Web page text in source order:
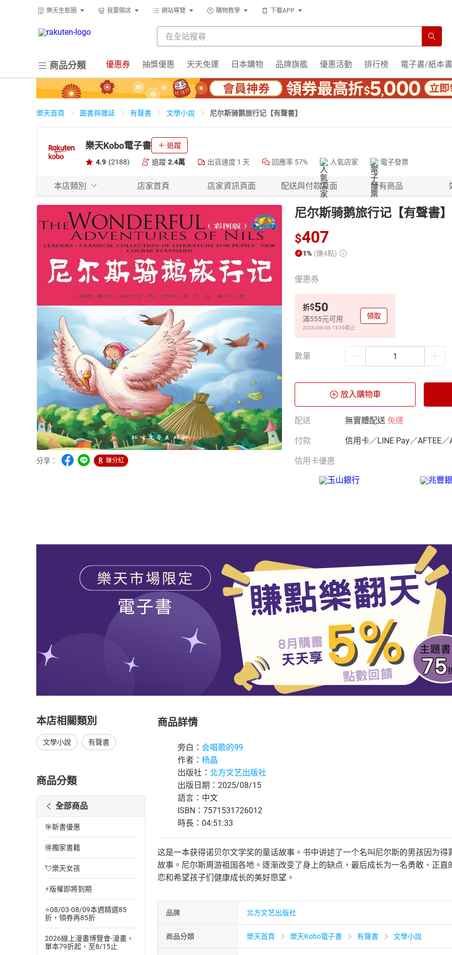
樂天生態圈 我要開店 網站導覽 購物教學 下載APP
商品分類 優惠券 抽獎優惠 天天免運 日本購物 品牌旗艦 優惠活動 排行榜 電子書/紙本書
樂天首頁 圖書與雜誌 有聲書 文學小說 尼尔斯骑鹅旅行记【有聲書】
樂天Kobo電子書 追蹤
4.9 (2188) 追蹤 2.4萬 出貨速度 1 天 回應率 57% 人氣店家 電子發票
本店類別 店家首頁 店家資訊頁面 配送與付款頁面 所有商品
分享： 賺分紅
尼尔斯骑鹅旅行记【有聲書】
$407
1% (賺4點)
優惠券
折$50
滿555元可用
2026/08/09 15:59截止
領取
數量
放入購物車
配送 無實體配送 免運
付款 信用卡／LINE Pay／AFTEE／
信用卡優惠
本店相關類別
文學小說 有聲書
商品分類
全部商品
🎯新書優惠
🉐獨家書籍
💘樂天女孩
⚡版權即將到期
⭐08/03-08/09本週精選85
折，領券再85折
2026線上漫畫博覽會-漫畫，
單本79折起，至8/15止
商品詳情
旁白： 会唱歌的99
作者： 杨晶
出版社： 北方文艺出版社
出版日期：2025/08/15
語言：中文
ISBN：7571531726012
時長：04:51:33
这是一本获得诺贝尔文学奖的童话故事。书中讲述了一个名叫尼尔斯的男孩因为
故事。尼尔斯周游祖国各地。逐渐改变了身上的缺点，最后成长为一名勇敢、正
恋和希望孩子们健康成长的美好愿望。
品牌 北方文艺出版社
商品分類 樂天首頁 樂天Kobo電子書 有聲書 文學小說